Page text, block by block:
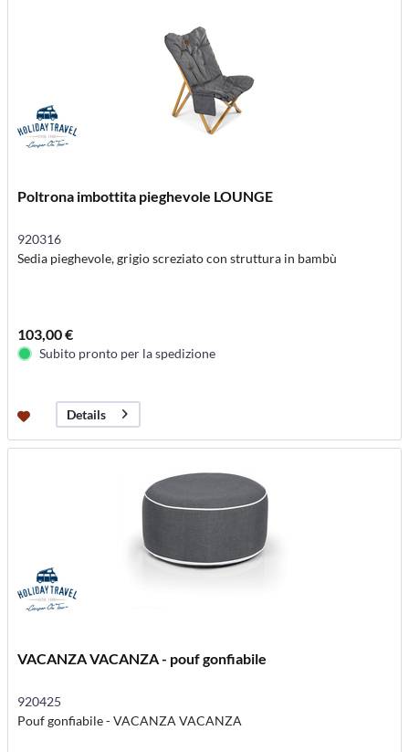
Poltrona imbottita pieghevole LOUNGE
920316
Sedia pieghevole, grigio screziato con struttura in bambù
103,00 €
Subito pronto per la spedizione
Details
VACANZA VACANZA - pouf gonfiabile
920425
Pouf gonfiabile - VACANZA VACANZA